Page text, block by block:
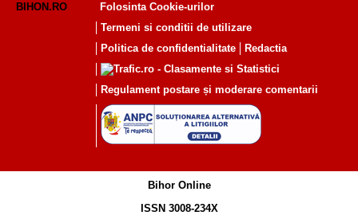
BIHON.RO
Folosinta Cookie-urilor
Termeni si conditii de utilizare
Politica de confidentialitate
Redactia
Regulament postare și moderare comentarii
Bihor Online
ISSN 3008-234X